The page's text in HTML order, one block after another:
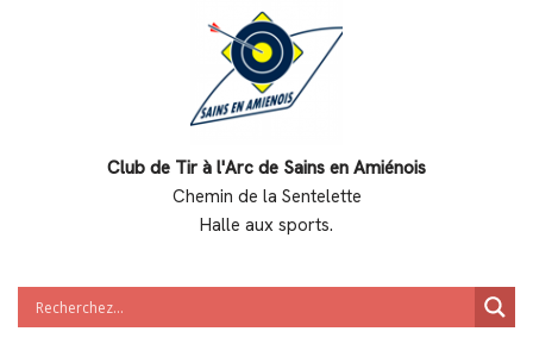
Club de Tir à l'Arc de Sains en Amiénois
Chemin de la Sentelette
Halle aux sports.